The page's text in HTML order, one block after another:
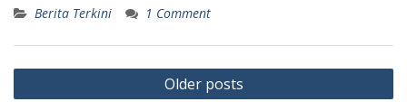
Berita Terkini 1 Comment
Posts
navigation
Older posts